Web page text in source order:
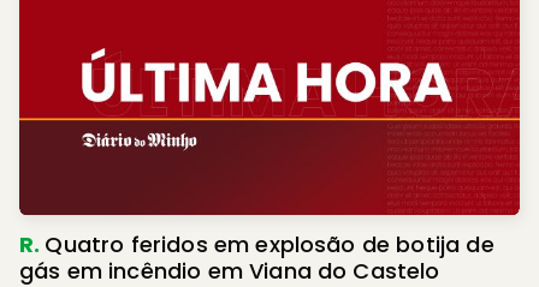
R. Quatro feridos em explosão de botija de
gás em incêndio em Viana do Castelo